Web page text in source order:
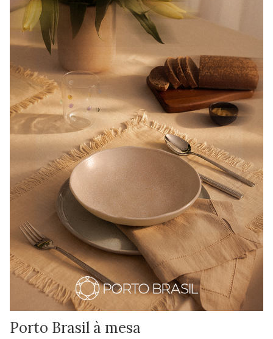
Porto Brasil à mesa